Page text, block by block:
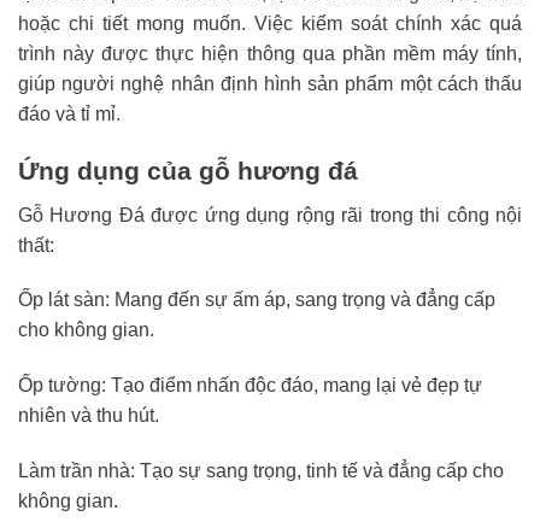
hoặc chi tiết mong muốn. Việc kiểm soát chính xác quá
trình này được thực hiện thông qua phần mềm máy tính,
giúp người nghệ nhân định hình sản phẩm một cách thấu
đáo và tỉ mỉ.
Ứng dụng của gỗ hương đá
Gỗ Hương Đá được ứng dụng rộng rãi trong thi công nội
thất:
Ốp lát sàn: Mang đến sự ấm áp, sang trọng và đẳng cấp
cho không gian.
Ốp tường: Tạo điểm nhấn độc đáo, mang lại vẻ đẹp tự
nhiên và thu hút.
Làm trần nhà: Tạo sự sang trọng, tinh tế và đẳng cấp cho
không gian.